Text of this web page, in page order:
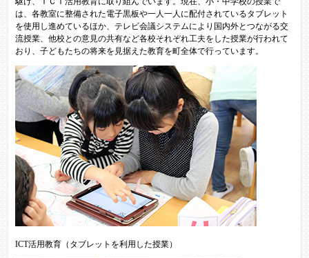
は、各教室に整備された電子黒板や一人一人に配付されているタブレット
を使用し進めているほか、テレビ会議システムにより国内外とつながる交
流授業、他校との意見の共有など各校それぞれ工夫をした授業が行われて
おり、子どもたちの将来を見据えた教育を町全体で行っています。
ICT活用教育（タブレットを利用した授業）